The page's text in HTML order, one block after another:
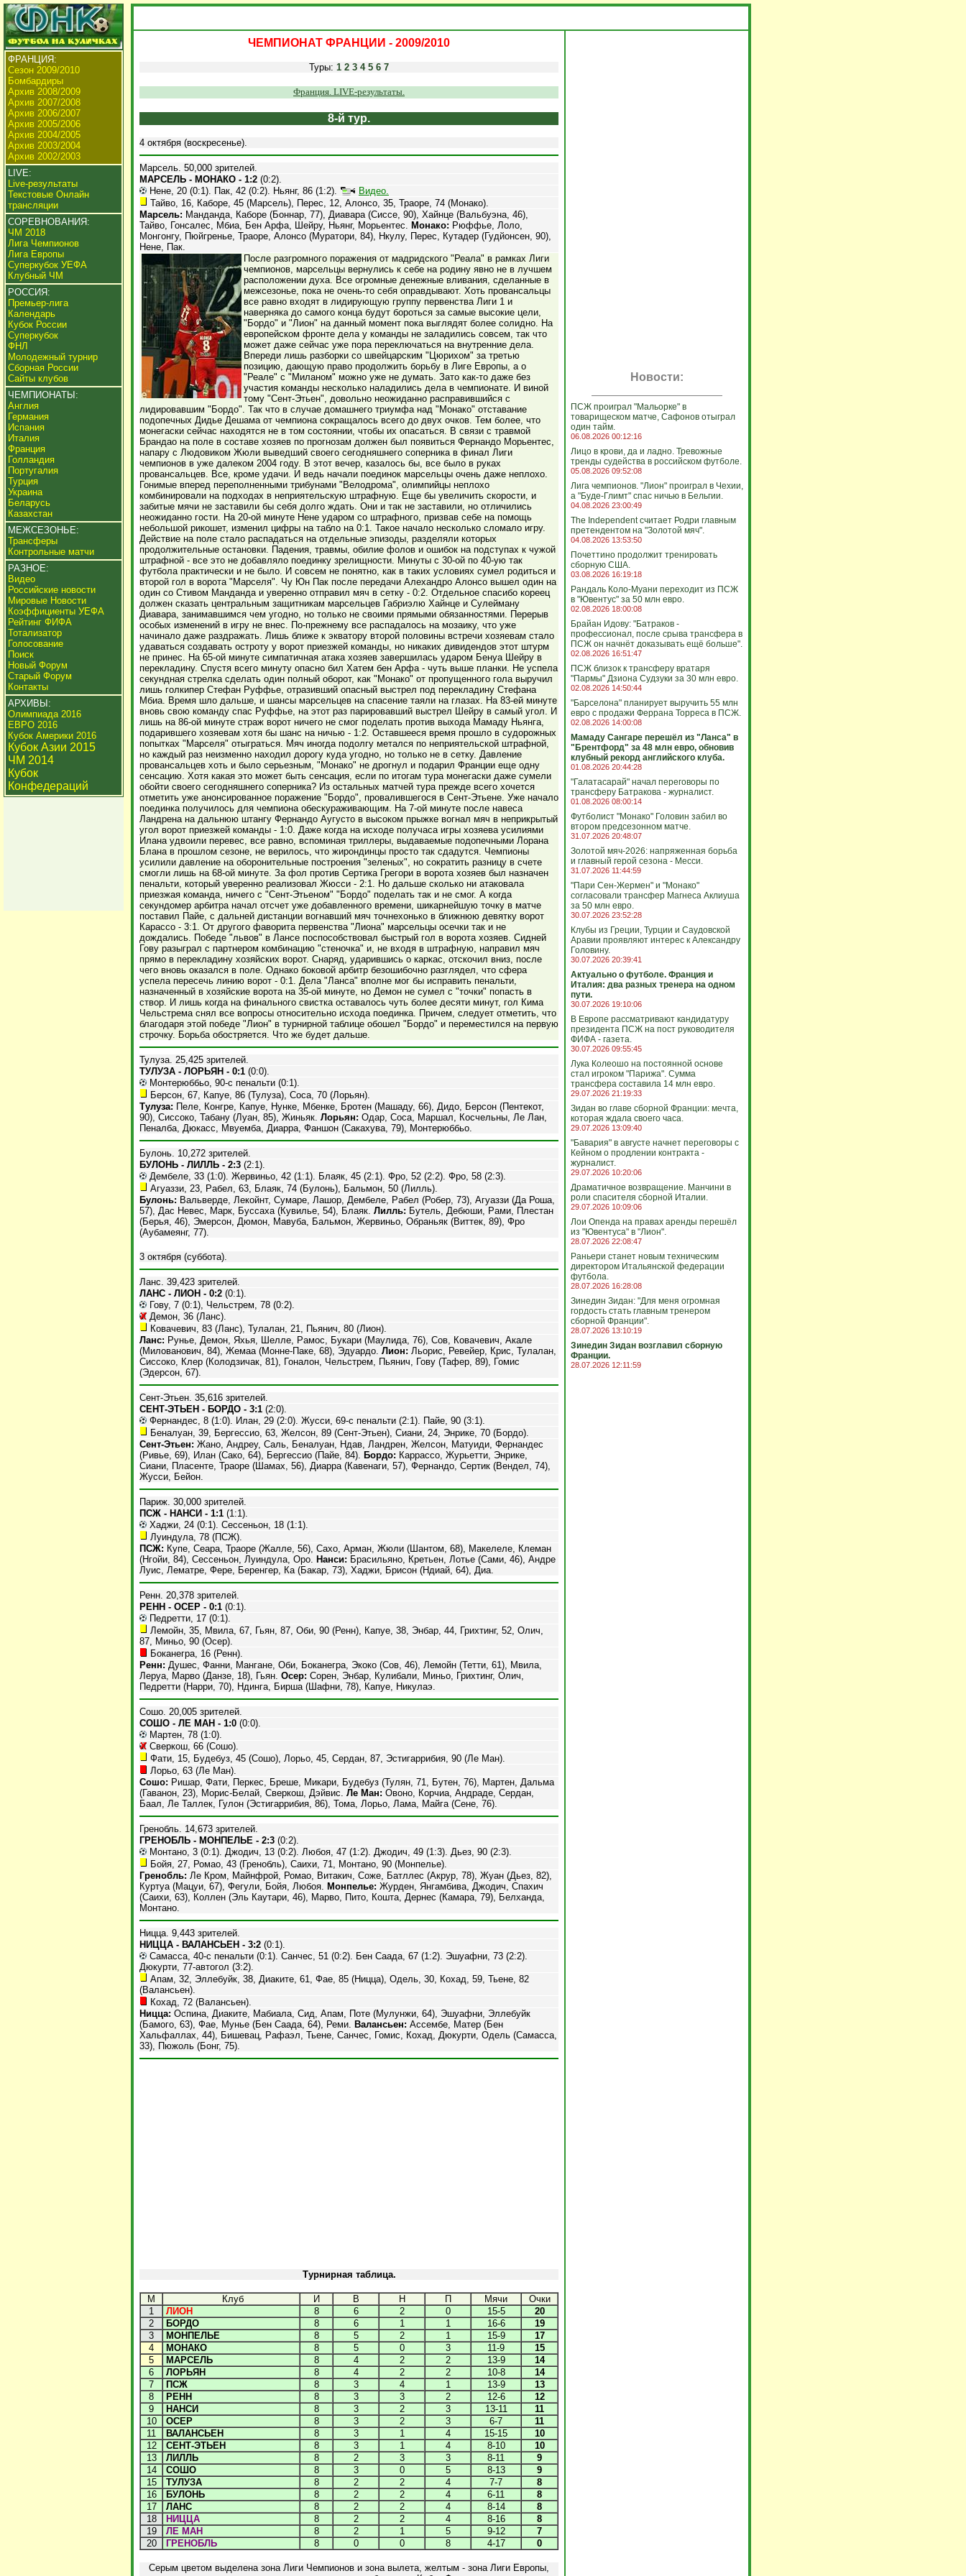
ФРАНЦИЯ:
Сезон 2009/2010
Бомбардиры
Архив 2008/2009
Архив 2007/2008
Архив 2006/2007
Архив 2005/2006
Архив 2004/2005
Архив 2003/2004
Архив 2002/2003
LIVE:
Live-результаты
Текстовые Онлайн
трансляции
СОРЕВНОВАНИЯ:
ЧМ 2018
Лига Чемпионов
Лига Европы
Суперкубок УЕФА
Клубный ЧМ
РОССИЯ:
Премьер-лига
Календарь
Кубок России
Суперкубок
ФНЛ
Молодежный турнир
Сборная России
Сайты клубов
ЧЕМПИОНАТЫ:
Англия
Германия
Испания
Италия
Франция
Голландия
Португалия
Турция
Украина
Беларусь
Казахстан
МЕЖСЕЗОНЬЕ:
Трансферы
Контрольные матчи
РАЗНОЕ:
Видео
Российские новости
Мировые Новости
Коэффициенты УЕФА
Рейтинг ФИФА
Тотализатор
Голосование
Поиск
Новый Форум
Старый Форум
Контакты
АРХИВЫ:
Олимпиада 2016
ЕВРО 2016
Кубок Америки 2016
Кубок Азии 2015
ЧМ 2014
Кубок
Конфедераций
ЧЕМПИОНАТ ФРАНЦИИ - 2009/2010
Туры: 1 2 3 4 5 6 7
Франция. LIVE-результаты.
8-й тур.
4 октября (воскресенье).
Марсель. 50,000 зрителей.
МАРСЕЛЬ - МОНАКО - 1:2 (0:2).
Нене, 20 (0:1). Пак, 42 (0:2). Ньянг, 86 (1:2).
Видео.
Тайво, 16, Каборе, 45 (Марсель), Перес, 12, Алонсо, 35, Траоре, 74 (Монако).
Марсель: Манданда, Каборе (Боннар, 77), Диавара (Сиссе, 90), Хайнце (Вальбуэна, 46),
Тайво, Гонсалес, Мбиа, Бен Арфа, Шейру, Ньянг, Морьентес. Монако: Рюффье, Лоло,
Монгонгу, Пюйгренье, Траоре, Алонсо (Муратори, 84), Нкулу, Перес, Кутадер (Гудйонсен, 90),
Нене, Пак.
После разгромного поражения от мадридского "Реала" в рамках Лиги
чемпионов, марсельцы вернулись к себе на родину явно не в лучшем
расположении духа. Все огромные денежные вливания, сделанные в
межсезонье, пока не очень-то себя оправдывают. Хоть провансальцы
все равно входят в лидирующую группу первенства Лиги 1 и
наверняка до самого конца будут бороться за самые высокие цели,
"Бордо" и "Лион" на данный момент пока выглядят более солидно. На
европейском фронте дела у команды не заладились совсем, так что
может даже сейчас уже пора переключаться на внутренние дела.
Впереди лишь разборки со швейцарским "Цюрихом" за третью
позицию, дающую право продолжить борьбу в Лиге Европы, а о
"Реале" с "Миланом" можно уже не думать. Зато как-то даже без
участия команды несколько наладились дела в чемпионате. И виной
тому "Сент-Этьен", довольно неожиданно расправившийся с
лидировавшим "Бордо". Так что в случае домашнего триумфа над "Монако" отставание
подопечных Дидье Дешама от чемпиона сокращалось всего до двух очков. Тем более, что
монегаски сейчас находятся не в том состоянии, чтобы их опасаться. В связи с травмой
Брандао на поле в составе хозяев по прогнозам должен был появиться Фернандо Морьентес,
напару с Людовиком Жюли выведший своего сегодняшнего соперника в финал Лиги
чемпионов в уже далеком 2004 году. В этот вечер, казалось бы, все было в руках
провансальцев. Все, кроме удачи. И ведь начали поединок марсельцы очень даже неплохо.
Гонимые вперед переполненными трибунами "Велодрома", олимпийцы неплохо
комбинировали на подходах в неприятельскую штрафную. Еще бы увеличить скорости, и
забитые мячи не заставили бы себя долго ждать. Они и так не заставили, но отличились
неожиданно гости. На 20-ой минуте Нене ударом со штрафного, призвав себе на помощь
небольшой рикошет, изменил цифры на табло на 0:1. Такое начало несколько сломало игру.
Действие на поле стало распадаться на отдельные эпизоды, разделяли которых
продолжительные остановки. Падения, травмы, обилие фолов и ошибок на подступах к чужой
штрафной - все это не добавляло поединку зрелищности. Минуты с 30-ой по 40-ую так
футбола практически и не было. И совсем не понятно, как в таких условиях сумел родиться и
второй гол в ворота "Марселя". Чу Юн Пак после передачи Алехандро Алонсо вышел один на
один со Стивом Манданда и уверенно отправил мяч в сетку - 0:2. Отдельное спасибо кореец
должен сказать центральным защитникам марсельцев Габриэлю Хайнце и Сулейману
Диавара, занимавшимся чем угодно, но только не своими прямыми обязанностями. Перерыв
особых изменений в игру не внес. По-прежнему все распадалось на мозаику, что уже
начинало даже раздражать. Лишь ближе к экватору второй половины встречи хозяевам стало
удаваться создавать остроту у ворот приезжей команды, но никаких дивидендов этот штурм
не принес. На 65-ой минуте симпатичная атака хозяев завершилась ударом Бенуа Шейру в
перекладину. Спустя всего минуту опасно бил Хатем бен Арфа - чуть выше планки. Не успела
секундная стрелка сделать один полный оборот, как "Монако" от пропущенного гола выручил
лишь голкипер Стефан Руффье, отразивший опасный выстрел под перекладину Стефана
Мбиа. Время шло дальше, и шансы марсельцев на спасение таяли на глазах. На 83-ей минуте
вновь свою команду спас Руффье, на этот раз парировавший выстрел Шейру в самый угол. И
лишь на 86-ой минуте страж ворот ничего не смог поделать против выхода Мамаду Ньянга,
подарившего хозяевам хотя бы шанс на ничью - 1:2. Оставшееся время прошло в судорожных
попытках "Марселя" отыграться. Мяч иногда подолгу метался по неприятельской штрафной,
но каждый раз неизменно находил дорогу куда угодно, но только не в сетку. Давление
провансальцев хоть и было серьезным, "Монако" не дрогнул и подарил Франции еще одну
сенсацию. Хотя какая это может быть сенсация, если по итогам тура монегаски даже сумели
обойти своего сегодняшнего соперника? Из остальных матчей тура прежде всего хочется
отметить уже анонсированное поражение "Бордо", провалившегося в Сент-Этьене. Уже начало
поединка получилось для чемпиона обескураживающим. На 7-ой минуте после навеса
Ландрена на дальнюю штангу Фернандо Аугусто в высоком прыжке вогнал мяч в неприкрытый
угол ворот приезжей команды - 1:0. Даже когда на исходе получаса игры хозяева усилиями
Илана удвоили перевес, все равно, вспоминая триллеры, выдаваемые подопечными Лорана
Блана в прошлом сезоне, не верилось, что жирондинцы просто так сдадутся. Чемпионы
усилили давление на оборонительные построения "зеленых", но сократить разницу в счете
смогли лишь на 68-ой минуте. За фол против Сертика Грегори в ворота хозяев был назначен
пенальти, который уверенно реализовал Жюсси - 2:1. Но дальше сколько ни атаковала
приезжая команда, ничего с "Сент-Этьеном" "Бордо" поделать так и не смог. А когда
секундомер арбитра начал отсчет уже добавленного времени, шикарнейшую точку в матче
поставил Пайе, с дальней дистанции вогнавший мяч точнехонько в ближнюю девятку ворот
Карассо - 3:1. От другого фаворита первенства "Лиона" марсельцы осечки так и не
дождались. Победе "львов" в Лансе поспособствовал быстрый гол в ворота хозяев. Сидней
Гову разыграл с партнером комбинацию "стеночка" и, не входя в штрафную, направил мяч
прямо в перекладину хозяйских ворот. Снаряд, ударившись о каркас, отскочил вниз, после
чего вновь оказался в поле. Однако боковой арбитр безошибочно разглядел, что сфера
успела пересечь линию ворот - 0:1. Дела "Ланса" вполне мог бы исправить пенальти,
назначенный в хозяйские ворота на 35-ой минуте, но Демон не сумел с "точки" попасть в
створ. И лишь когда на финального свистка оставалось чуть более десяти минут, гол Кима
Чельстрема снял все вопросы относительно исхода поединка. Причем, следует отметить, что
благодаря этой победе "Лион" в турнирной таблице обошел "Бордо" и переместился на первую
строчку. Борьба обостряется. Что же будет дальше.
Тулуза. 25,425 зрителей.
ТУЛУЗА - ЛОРЬЯН - 0:1 (0:0).
Монтерюббьо, 90-с пенальти (0:1).
Берсон, 67, Капуе, 86 (Тулуза), Соса, 70 (Лорьян).
Тулуза: Пеле, Конгре, Капуе, Нунке, Мбенке, Бротен (Машаду, 66), Дидо, Берсон (Пентекот,
90), Сиссоко, Табану (Луан, 85), Жиньяк. Лорьян: Одар, Соса, Маршал, Косчельны, Ле Лан,
Пеналба, Дюкасс, Мвуемба, Диарра, Фаншон (Сакахува, 79), Монтерюббьо.
Булонь. 10,272 зрителей.
БУЛОНЬ - ЛИЛЛЬ - 2:3 (2:1).
Дембеле, 33 (1:0). Жервиньо, 42 (1:1). Блаяк, 45 (2:1). Фро, 52 (2:2). Фро, 58 (2:3).
Агуаззи, 23, Рабел, 63, Блаяк, 74 (Булонь), Бальмон, 50 (Лилль).
Булонь: Вальверде, Лекойнт, Сумаре, Лашор, Дембеле, Рабел (Робер, 73), Агуаззи (Да Роша,
57), Дас Невес, Марк, Буссаха (Кувилье, 54), Блаяк. Лилль: Бутель, Дебюши, Рами, Плестан
(Берья, 46), Эмерсон, Дюмон, Мавуба, Бальмон, Жервиньо, Обраньяк (Виттек, 89), Фро
(Аубамеянг, 77).
3 октября (суббота).
Ланс. 39,423 зрителей.
ЛАНС - ЛИОН - 0:2 (0:1).
Гову, 7 (0:1), Чельстрем, 78 (0:2).
Демон, 36 (Ланс).
Ковачевич, 83 (Ланс), Тулалан, 21, Пьянич, 80 (Лион).
Ланс: Рунье, Демон, Яхья, Шелле, Рамос, Букари (Маулида, 76), Сов, Ковачевич, Акале
(Милованович, 84), Жемаа (Монне-Паке, 68), Эдуардо. Лион: Льорис, Ревейер, Крис, Тулалан,
Сиссоко, Клер (Колодзичак, 81), Гоналон, Чельстрем, Пьянич, Гову (Тафер, 89), Гомис
(Эдерсон, 67).
Сент-Этьен. 35,616 зрителей.
СЕНТ-ЭТЬЕН - БОРДО - 3:1 (2:0).
Фернандес, 8 (1:0). Илан, 29 (2:0). Жусси, 69-с пенальти (2:1). Пайе, 90 (3:1).
Беналуан, 39, Бергессио, 63, Желсон, 89 (Сент-Этьен), Сиани, 24, Энрике, 70 (Бордо).
Сент-Этьен: Жано, Андреу, Саль, Беналуан, Ндав, Ландрен, Желсон, Матуиди, Фернандес
(Ривье, 69), Илан (Сако, 64), Бергессио (Пайе, 84). Бордо: Каррассо, Журьетти, Энрике,
Сиани, Пласенте, Траоре (Шамах, 56), Диарра (Кавенаги, 57), Фернандо, Сертик (Вендел, 74),
Жусси, Бейон.
Париж. 30,000 зрителей.
ПСЖ - НАНСИ - 1:1 (1:1).
Хаджи, 24 (0:1). Сессеньон, 18 (1:1).
Луиндула, 78 (ПСЖ).
ПСЖ: Купе, Сеара, Траоре (Жалле, 56), Сахо, Арман, Жюли (Шантом, 68), Макелеле, Клеман
(Нгойи, 84), Сессеньон, Луиндула, Оро. Нанси: Брасильяно, Кретьен, Лотье (Сами, 46), Андре
Луис, Лематре, Фере, Беренгер, Ка (Бакар, 73), Хаджи, Брисон (Ндиай, 64), Диа.
Ренн. 20,378 зрителей.
РЕНН - ОСЕР - 0:1 (0:1).
Педретти, 17 (0:1).
Лемойн, 35, Мвила, 67, Гьян, 87, Оби, 90 (Ренн), Капуе, 38, Энбар, 44, Грихтинг, 52, Олич,
87, Миньо, 90 (Осер).
Боканегра, 16 (Ренн).
Ренн: Душес, Фанни, Мангане, Оби, Боканегра, Экоко (Сов, 46), Лемойн (Тетти, 61), Мвила,
Леруа, Марво (Данзе, 18), Гьян. Осер: Сорен, Энбар, Кулибали, Миньо, Грихтинг, Олич,
Педретти (Нарри, 70), Ндинга, Бирша (Шафни, 78), Капуе, Никулаэ.
Сошо. 20,005 зрителей.
СОШО - ЛЕ МАН - 1:0 (0:0).
Мартен, 78 (1:0).
Сверкош, 66 (Сошо).
Фати, 15, Будебуз, 45 (Сошо), Лорьо, 45, Сердан, 87, Эстигаррибия, 90 (Ле Ман).
Лорьо, 63 (Ле Ман).
Сошо: Ришар, Фати, Перкес, Бреше, Микари, Будебуз (Тулян, 71, Бутен, 76), Мартен, Дальма
(Гаванон, 23), Морис-Белай, Сверкош, Дэйвис. Ле Ман: Овоно, Корчиа, Андраде, Сердан,
Баал, Ле Таллек, Гулон (Эстигаррибия, 86), Тома, Лорьо, Лама, Майга (Сене, 76).
Гренобль. 14,673 зрителей.
ГРЕНОБЛЬ - МОНПЕЛЬЕ - 2:3 (0:2).
Монтано, 3 (0:1). Джодич, 13 (0:2). Любоя, 47 (1:2). Джодич, 49 (1:3). Дьез, 90 (2:3).
Бойя, 27, Ромао, 43 (Гренобль), Саихи, 71, Монтано, 90 (Монпелье).
Гренобль: Ле Кром, Майнфрой, Ромао, Витакич, Соже, Батллес (Акрур, 78), Жуан (Дьез, 82),
Куртуа (Мацуи, 67), Фегули, Бойя, Любоя. Монпелье: Журден, Янгамбива, Джодич, Спахич
(Саихи, 63), Коллен (Эль Каутари, 46), Марво, Пито, Кошта, Дернес (Камара, 79), Белханда,
Монтано.
Ницца. 9,443 зрителей.
НИЦЦА - ВАЛАНСЬЕН - 3:2 (0:1).
Самасса, 40-с пенальти (0:1). Санчес, 51 (0:2). Бен Саада, 67 (1:2). Эшуафни, 73 (2:2).
Дюкурти, 77-автогол (3:2).
Апам, 32, Эллебуйк, 38, Диаките, 61, Фае, 85 (Ницца), Одель, 30, Кохад, 59, Тьене, 82
(Валансьен).
Кохад, 72 (Валансьен).
Ницца: Оспина, Диаките, Мабиала, Сид, Апам, Поте (Мулунжи, 64), Эшуафни, Эллебуйк
(Бамого, 63), Фае, Мунье (Бен Саада, 64), Реми. Валансьен: Ассембе, Матер (Бен
Хальфаллах, 44), Бишевац, Рафаэл, Тьене, Санчес, Гомис, Кохад, Дюкурти, Одель (Самасса,
33), Пюжоль (Бонг, 75).
Турнирная таблица.
М Клуб И В Н П Мячи
Очки
1
ЛИОН 8 6 2 0 15-5
20
2
БОРДО 8 6 1 1 16-6
19
3
МОНПЕЛЬЕ 8 5 2 1 15-9
17
4
МОНАКО 8 5 0 3 11-9
15
5
МАРСЕЛЬ 8 4 2 2 13-9
14
6
ЛОРЬЯН 8 4 2 2 10-8
14
7
ПСЖ 8 3 4 1 13-9
13
8
РЕНН 8 3 3 2 12-6
12
9
НАНСИ 8 3 2 3 13-11
11
10
ОСЕР 8 3 2 3 6-7
11
11
ВАЛАНСЬЕН 8 3 1 4 15-15
10
12
СЕНТ-ЭТЬЕН 8 3 1 4 8-10
10
13
ЛИЛЛЬ 8 2 3 3 8-11
9
14
СОШО 8 3 0 5 8-13
9
15
ТУЛУЗА 8 2 2 4 7-7
8
16
БУЛОНЬ 8 2 2 4 6-11
8
17
ЛАНС 8 2 2 4 8-14
8
18
НИЦЦА 8 2 2 4 8-16
8
19
ЛЕ МАН 8 2 1 5 9-12
7
20
ГРЕНОБЛЬ 8 0 0 8 4-17 0
Серым цветом выделена зона Лиги Чемпионов и зона вылета, желтым - зона Лиги Европы,
Новости:
ПСЖ проиграл "Мальорке" в
товарищеском матче, Сафонов отыграл
один тайм.
06.08.2026 00:12:16
Лицо в крови, да и ладно. Тревожные
тренды судейства в российском футболе.
05.08.2026 09:52:08
Лига чемпионов. "Лион" проиграл в Чехии,
а "Буде-Глимт" спас ничью в Бельгии.
04.08.2026 23:00:49
The Independent считает Родри главным
претендентом на "Золотой мяч".
04.08.2026 13:53:50
Почеттино продолжит тренировать
сборную США.
03.08.2026 16:19:18
Рандаль Коло-Муани переходит из ПСЖ
в "Ювентус" за 50 млн евро.
02.08.2026 18:00:08
Брайан Идову: "Батраков -
профессионал, после срыва трансфера в
ПСЖ он начнёт доказывать ещё больше".
02.08.2026 16:51:47
ПСЖ близок к трансферу вратаря
"Пармы" Дзиона Судзуки за 30 млн евро.
02.08.2026 14:50:44
"Барселона" планирует выручить 55 млн
евро с продажи Феррана Торреса в ПСЖ.
02.08.2026 14:00:08
Мамаду Сангаре перешёл из "Ланса" в
"Брентфорд" за 48 млн евро, обновив
клубный рекорд английского клуба.
01.08.2026 20:44:28
"Галатасарай" начал переговоры по
трансферу Батракова - журналист.
01.08.2026 08:00:14
Футболист "Монако" Головин забил во
втором предсезонном матче.
31.07.2026 20:48:07
Золотой мяч-2026: напряженная борьба
и главный герой сезона - Месси.
31.07.2026 11:44:59
"Пари Сен-Жермен" и "Монако"
согласовали трансфер Магнеса Аклиуша
за 50 млн евро.
30.07.2026 23:52:28
Клубы из Греции, Турции и Саудовской
Аравии проявляют интерес к Александру
Головину.
30.07.2026 20:39:41
Актуально о футболе. Франция и
Италия: два разных тренера на одном
пути.
30.07.2026 19:10:06
В Европе рассматривают кандидатуру
президента ПСЖ на пост руководителя
ФИФА - газета.
30.07.2026 09:55:45
Лука Колеошо на постоянной основе
стал игроком "Парижа". Сумма
трансфера составила 14 млн евро.
29.07.2026 21:19:33
Зидан во главе сборной Франции: мечта,
которая ждала своего часа.
29.07.2026 13:09:40
"Бавария" в августе начнет переговоры с
Кейном о продлении контракта -
журналист.
29.07.2026 10:20:06
Драматичное возвращение. Манчини в
роли спасителя сборной Италии.
29.07.2026 10:09:06
Лои Опенда на правах аренды перешёл
из "Ювентуса" в "Лион".
28.07.2026 22:08:47
Раньери станет новым техническим
директором Итальянской федерации
футбола.
28.07.2026 16:28:08
Зинедин Зидан: "Для меня огромная
гордость стать главным тренером
сборной Франции".
28.07.2026 13:10:19
Зинедин Зидан возглавил сборную
Франции.
28.07.2026 12:11:59